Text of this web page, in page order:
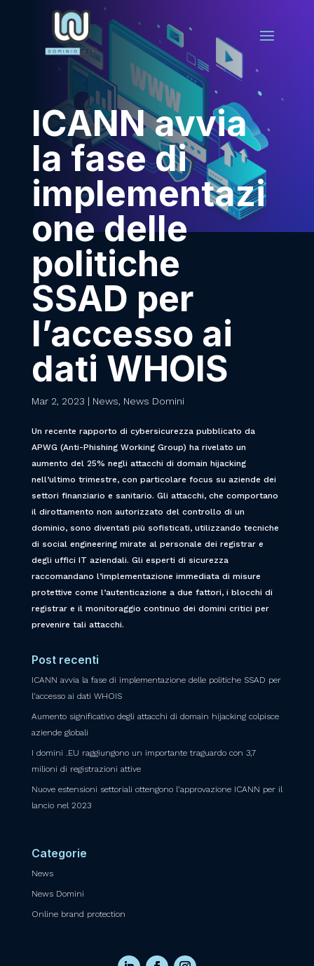
ICANN avvia
la fase di
implementazi
one delle
politiche
SSAD per
l’accesso ai
dati WHOIS
Mar 2, 2023 | News, News Domini
Un recente rapporto di cybersicurezza pubblicato da
APWG (Anti-Phishing Working Group) ha rivelato un
aumento del 25% negli attacchi di domain hijacking
nell’ultimo trimestre, con particolare focus su aziende dei
settori finanziario e sanitario. Gli attacchi, che comportano
il dirottamento non autorizzato del controllo di un
dominio, sono diventati più sofisticati, utilizzando tecniche
di social engineering mirate al personale dei registrar e
degli uffici IT aziendali. Gli esperti di sicurezza
raccomandano l’implementazione immediata di misure
protettive come l’autenticazione a due fattori, i blocchi di
registrar e il monitoraggio continuo dei domini critici per
prevenire tali attacchi.
Post recenti
ICANN avvia la fase di implementazione delle politiche SSAD per
l’accesso ai dati WHOIS
Aumento significativo degli attacchi di domain hijacking colpisce
aziende globali
I domini .EU raggiungono un importante traguardo con 3,7
milioni di registrazioni attive
Nuove estensioni settoriali ottengono l’approvazione ICANN per il
lancio nel 2023
Categorie
News
News Domini
Online brand protection